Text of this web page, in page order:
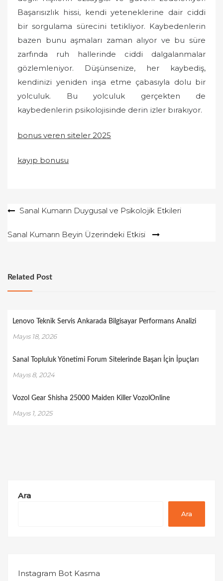
Başarısızlık hissi, kendi yeteneklerine dair ciddi
bir sorgulama sürecini tetikliyor. Kaybedenlerin
bazen bunu aşmaları zaman alıyor ve bu süre
zarfında ruh hallerinde ciddi dalgalanmalar
gözlemleniyor. Düşünsenize, her kaybediş,
kendinizi yeniden inşa etme çabasıyla dolu bir
yolculuk. Bu yolculuk gerçekten de
kaybedenlerin psikolojisinde derin izler bırakıyor.
bonus veren siteler 2025
kayıp bonusu
YazıSanal Kumarın Duygusal ve Psikolojik Etkileri
Sanal Kumarın Beyin Üzerindeki Etkisi
Related Post
Lenovo Teknik Servis Ankarada Bilgisayar Performans Analizi
Mayıs 18, 2026
Sanal Topluluk Yönetimi Forum Sitelerinde Başarı İçin İpuçları
Mayıs 8, 2024
Vozol Gear Shisha 25000 Maiden Killer VozolOnline
Mayıs 1, 2025
Ara
Ara
Instagram Bot Kasma